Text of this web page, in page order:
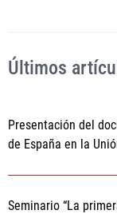
Últimos
Presentación del
de España en la
Seminario “La